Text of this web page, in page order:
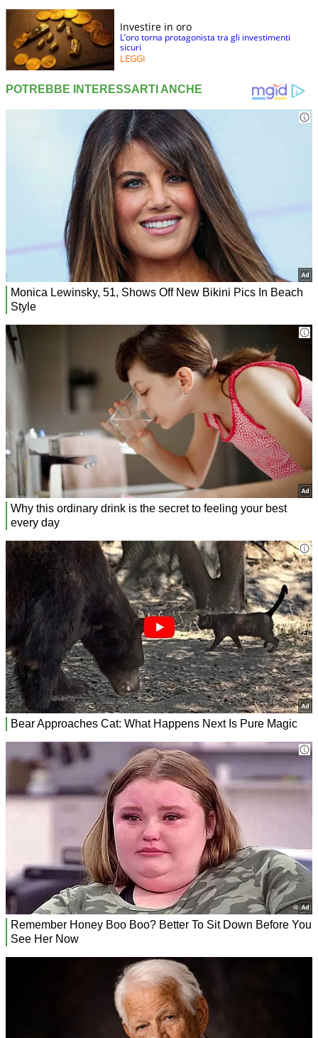
Investire in oro
L’oro torna protagonista tra gli investimenti
sicuri
LEGGI